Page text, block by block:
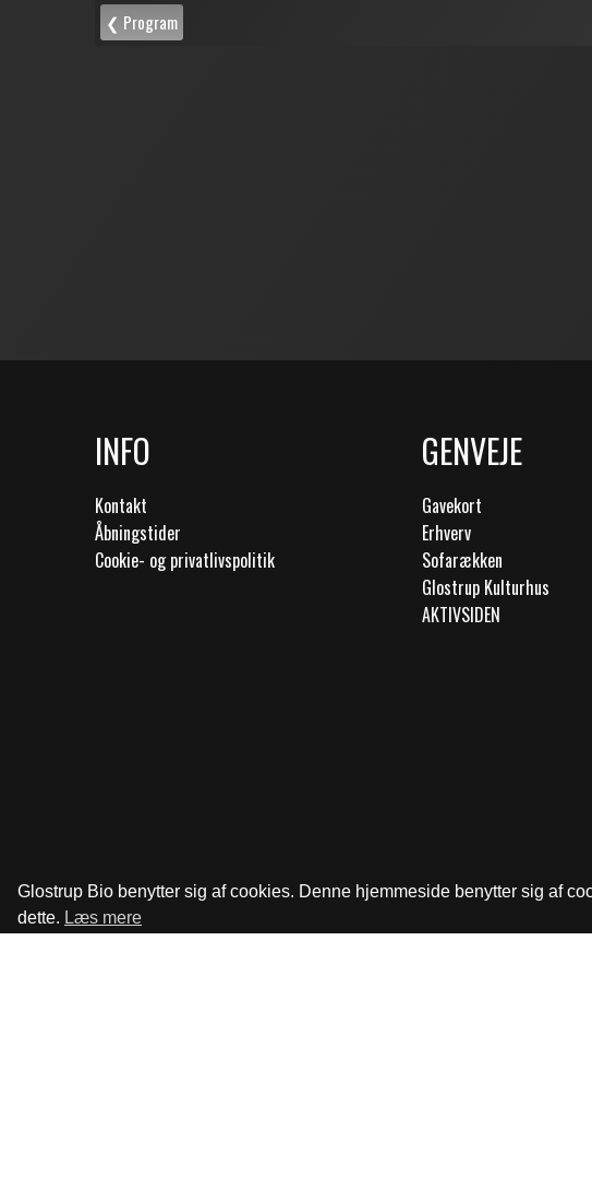
Glostrup Bio benytter sig af cookies. Denne hjemmeside benytter sig af
dette. Læs mere
INFO
Kontakt
Åbningstider
Cookie- og privatlivspolitik
GENVEJE
Gavekort
Erhverv
Sofarækken
Glostrup Kulturhus
AKTIVSIDEN